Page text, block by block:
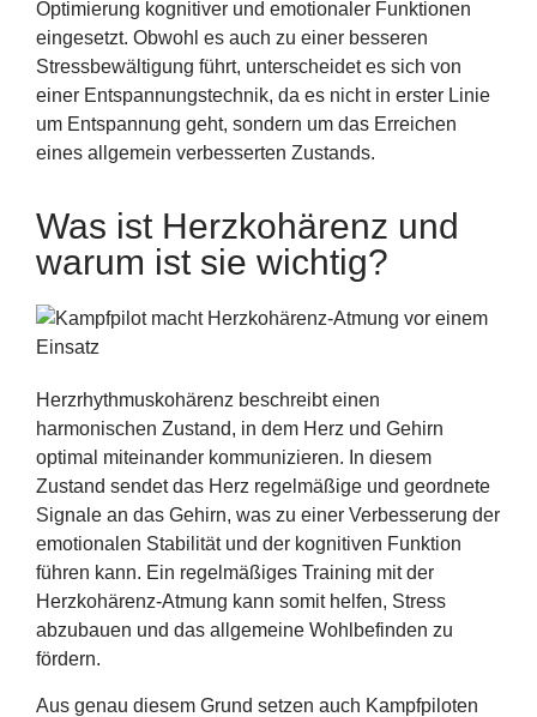
Optimierung kognitiver und emotionaler Funktionen
eingesetzt. Obwohl es auch zu einer besseren
Stressbewältigung führt, unterscheidet es sich von
einer Entspannungstechnik, da es nicht in erster Linie
um Entspannung geht, sondern um das Erreichen
eines allgemein verbesserten Zustands.
Was ist Herzkohärenz und
warum ist sie wichtig?
Herzrhythmuskohärenz beschreibt einen
harmonischen Zustand, in dem Herz und Gehirn
optimal miteinander kommunizieren. In diesem
Zustand sendet das Herz regelmäßige und geordnete
Signale an das Gehirn, was zu einer Verbesserung der
emotionalen Stabilität und der kognitiven Funktion
führen kann. Ein regelmäßiges Training mit der
Herzkohärenz-Atmung kann somit helfen, Stress
abzubauen und das allgemeine Wohlbefinden zu
fördern.
Aus genau diesem Grund setzen auch Kampfpiloten